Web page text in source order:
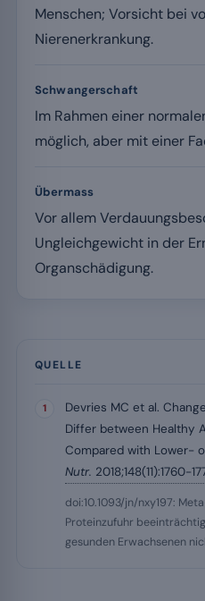
Menschen; Vorsicht bei
Nierenerkrankung.
Schwangerschaft
Im Rahmen einer
möglich, aber mit einer
Übermass
Vor allem
Ungleichgewicht in der
Organschädigung.
QUELLE
Devries MC et al.
Differ between Healthy
Compared with Lower-
Nutr. 2018;148(11):1760-
doi:10.1093/jn/nxy197:
Proteinzufuhr
gesunden Erwachsenen